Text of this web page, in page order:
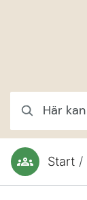
Du är här:Start /